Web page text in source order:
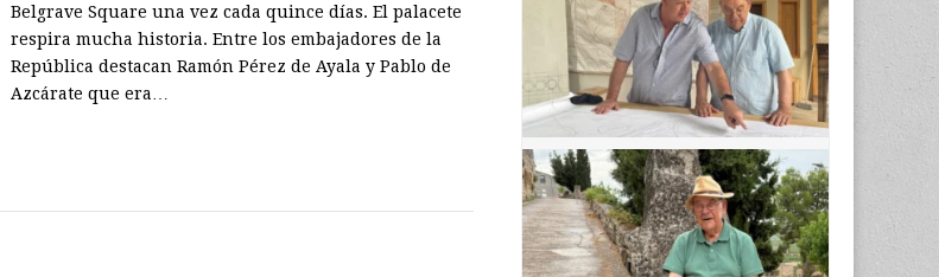
Belgrave Square una vez cada quince días. El palacete
respira mucha historia. Entre los embajadores de la
República destacan Ramón Pérez de Ayala y Pablo de
Azcárate que era…